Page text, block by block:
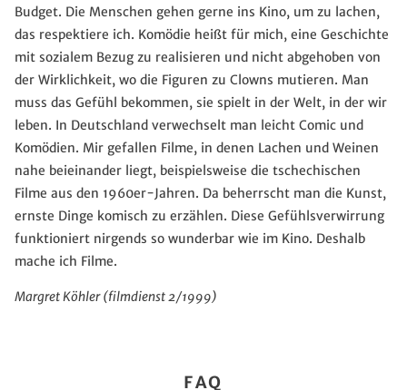
Budget. Die Menschen gehen gerne ins Kino, um zu lachen,
das respektiere ich. Komödie heißt für mich, eine Geschichte
mit sozialem Bezug zu realisieren und nicht abgehoben von
der Wirklichkeit, wo die Figuren zu Clowns mutieren. Man
muss das Gefühl bekommen, sie spielt in der Welt, in der wir
leben. In Deutschland verwechselt man leicht Comic und
Komödien. Mir gefallen Filme, in denen Lachen und Weinen
nahe beieinander liegt, beispielsweise die tschechischen
Filme aus den 1960er-Jahren. Da beherrscht man die Kunst,
ernste Dinge komisch zu erzählen. Diese Gefühlsverwirrung
funktioniert nirgends so wunderbar wie im Kino. Deshalb
mache ich Filme.
Margret Köhler (filmdienst 2/1999)
FAQ